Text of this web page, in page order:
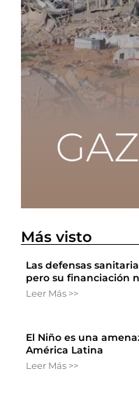
Más visto
Las defensas
pero su financiación
Leer Más >>
El Niño es una
América Latina
Leer Más >>